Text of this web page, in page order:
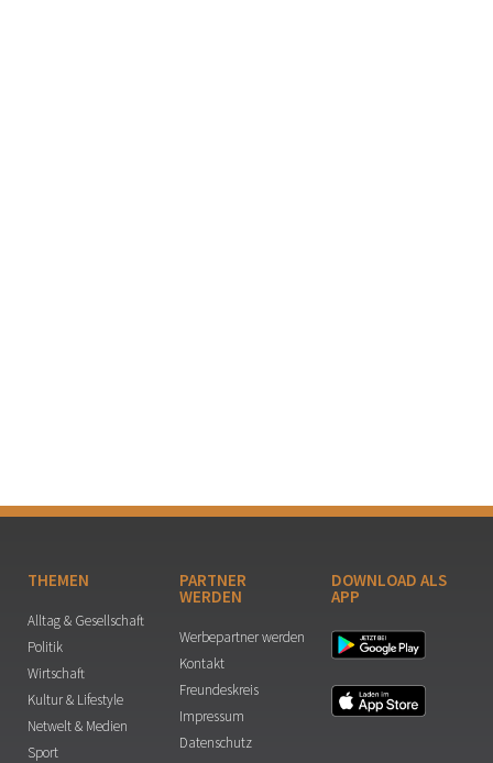
THEMEN
Alltag & Gesellschaft
Politik
Wirtschaft
Kultur & Lifestyle
Netwelt & Medien
Sport
PARTNER
WERDEN
Werbepartner werden
Kontakt
Freundeskreis
Impressum
Datenschutz
DOWNLOAD ALS
APP